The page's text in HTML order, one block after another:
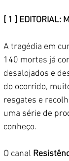
[ 1 ] EDITORIAL:
A tragédia em
140 mortes já
desalojados e
do ocorrido,
resgates e
uma série de
conheço.
O canal